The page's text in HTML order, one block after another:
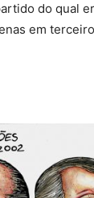
do qual
em